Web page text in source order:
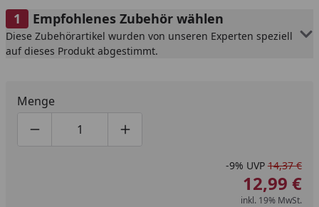
Empfohlenes Zubehör wählen
Diese Zubehörartikel wurden von unseren Experten speziell
auf dieses Produkt abgestimmt.
Menge
Produktmenge um eins verringern
Produktmenge manuell eingeben
Produktmenge um eins erhöhen
-9% UVP 14,37 €
12,99 €
inkl. 19% MwSt.